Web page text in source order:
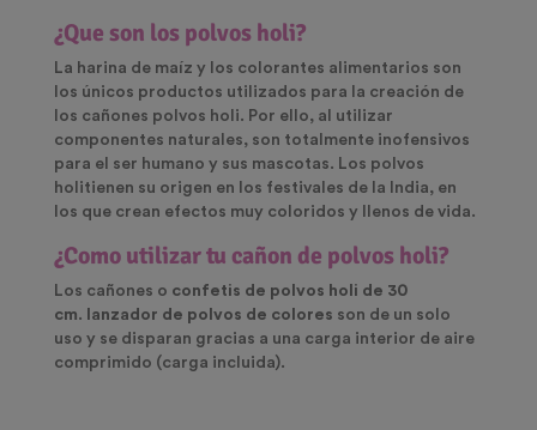
¿Que son los polvos holi?
La harina de maíz y los colorantes alimentarios son
los únicos productos utilizados para la creación de
los cañones polvos holi. Por ello, al utilizar
componentes naturales, son totalmente inofensivos
para el ser humano y sus mascotas. Los polvos
holitienen su origen en los festivales de la India, en
los que crean efectos muy coloridos y llenos de vida.
¿Como utilizar tu cañon de polvos holi?
Los cañones o confetis de polvos holi de 30
cm. lanzador de polvos de colores son de un solo
uso y se disparan gracias a una carga interior de aire
comprimido (carga incluida).